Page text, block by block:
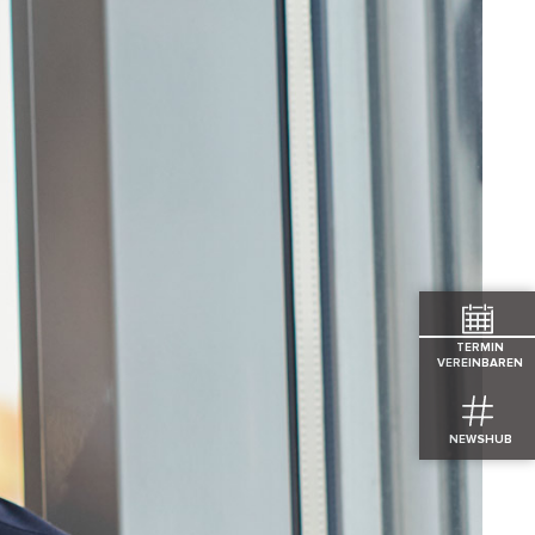
TERMIN
VEREINBAREN
NEWSHUB